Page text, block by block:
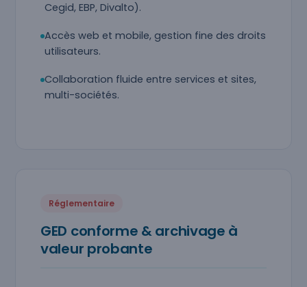
Cegid, EBP, Divalto).
Accès web et mobile, gestion fine des droits
utilisateurs.
Collaboration fluide entre services et sites,
multi-sociétés.
Réglementaire
GED conforme & archivage à
valeur probante